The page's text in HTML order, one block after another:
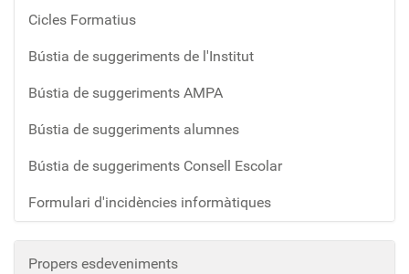
Cicles Formatius
Bústia de suggeriments de l'Institut
Bústia de suggeriments AMPA
Bústia de suggeriments alumnes
Bústia de suggeriments Consell Escolar
Formulari d'incidències informàtiques
Propers esdeveniments